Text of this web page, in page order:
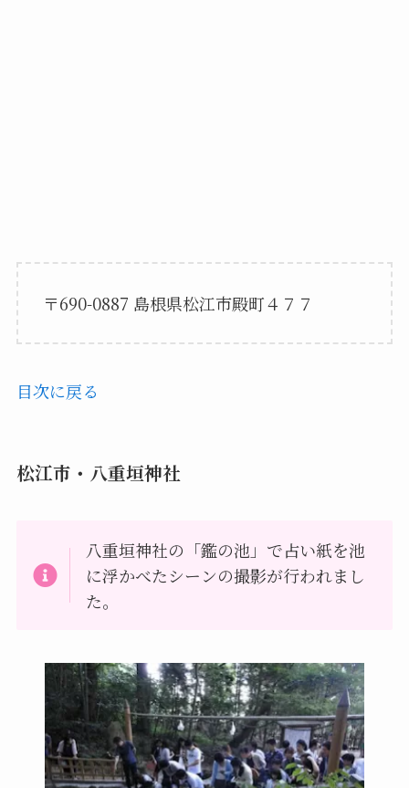
〒690-0887 島根県松江市殿町４７７
目次に戻る
松江市・八重垣神社
八重垣神社の「鑑の池」で占い紙を池
に浮かべたシーンの撮影が行われまし
た。